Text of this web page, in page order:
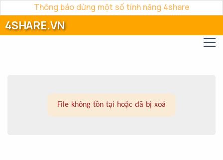
Thông báo dừng một số tính năng 4share
4SHARE.VN
File không tồn tại hoặc đã bị xoá